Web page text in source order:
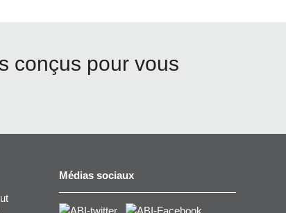
conçus pour vous
Médias sociaux